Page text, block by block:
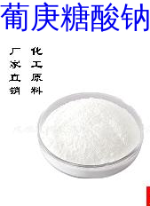
葡庚糖酸钠